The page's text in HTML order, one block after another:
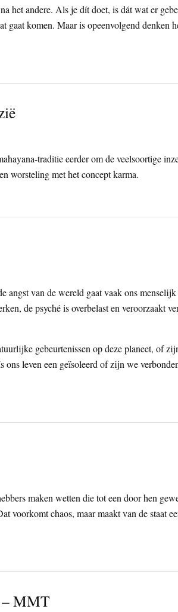
het andere. Als je dít doet, is dát wat er
komen. Maar is opeenvolgend denken
traditie eerder om de veelsoortige
worsteling met het concept karma.
angst van de wereld gaat vaak ons
de psyché is overbelast en veroorzaakt
gebeurtenissen op deze planeet, of
ons leven een geïsoleerd of zijn we
maken wetten die tot een door hen
voorkomt chaos, maar maakt van de staat
– MMT